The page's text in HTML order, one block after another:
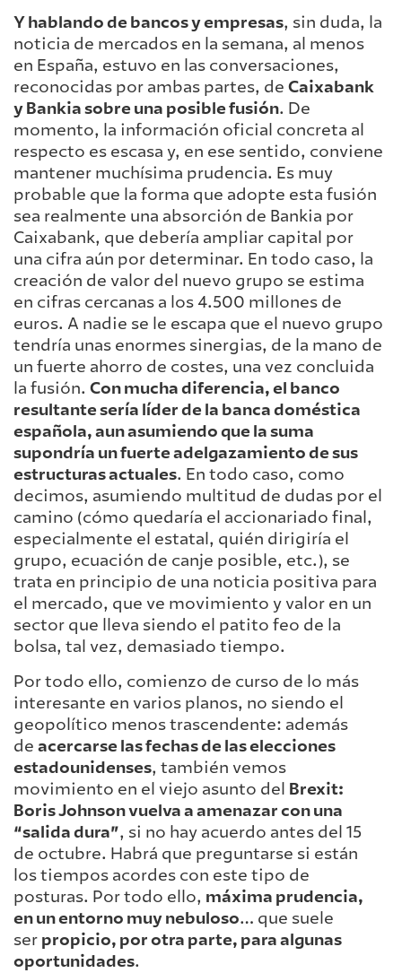
Y hablando de bancos y empresas, sin duda, la
noticia de mercados en la semana, al menos
en España, estuvo en las conversaciones,
reconocidas por ambas partes, de Caixabank
y Bankia sobre una posible fusión. De
momento, la información oficial concreta al
respecto es escasa y, en ese sentido, conviene
mantener muchísima prudencia. Es muy
probable que la forma que adopte esta fusión
sea realmente una absorción de Bankia por
Caixabank, que debería ampliar capital por
una cifra aún por determinar. En todo caso, la
creación de valor del nuevo grupo se estima
en cifras cercanas a los 4.500 millones de
euros. A nadie se le escapa que el nuevo grupo
tendría unas enormes sinergias, de la mano de
un fuerte ahorro de costes, una vez concluida
la fusión. Con mucha diferencia, el banco
resultante sería líder de la banca doméstica
española, aun asumiendo que la suma
supondría un fuerte adelgazamiento de sus
estructuras actuales. En todo caso, como
decimos, asumiendo multitud de dudas por el
camino (cómo quedaría el accionariado final,
especialmente el estatal, quién dirigiría el
grupo, ecuación de canje posible, etc.), se
trata en principio de una noticia positiva para
el mercado, que ve movimiento y valor en un
sector que lleva siendo el patito feo de la
bolsa, tal vez, demasiado tiempo.
Por todo ello, comienzo de curso de lo más
interesante en varios planos, no siendo el
geopolítico menos trascendente: además
de acercarse las fechas de las elecciones
estadounidenses, también vemos
movimiento en el viejo asunto del Brexit:
Boris Johnson vuelva a amenazar con una
“salida dura”, si no hay acuerdo antes del 15
de octubre. Habrá que preguntarse si están
los tiempos acordes con este tipo de
posturas. Por todo ello, máxima prudencia,
en un entorno muy nebuloso… que suele
ser propicio, por otra parte, para algunas
oportunidades.